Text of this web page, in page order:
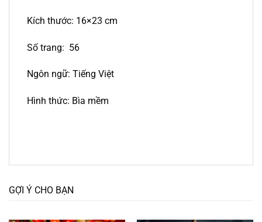
Kích thước: 16×23 cm
Số trang: 56
Ngôn ngữ: Tiếng Việt
Hình thức: Bìa mềm
GỢI Ý CHO BẠN